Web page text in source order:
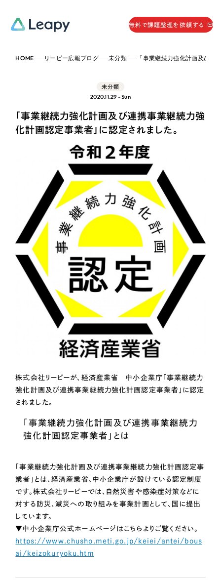
選ばれる理由
サービス
Service
サービス紹介
一過性の広告に頼らず、
を残す資産型DX支援をご提供します
Webサイト制作
ECサイト制作
会社概要
お役立ち情報
無料で課題整理を依頼する
無料で課題整理を依頼する
058-215-0066
無料で課題整理を依頼する
資料請求する
Web Produce
リーピーが選ばれる理由
Webサイト制作
コーポレートサイト制作
採用サイト制作
ECサイト制作
ブランドサイト制作
ブランディング支援
制作実績
すべて （624件）
ブランドサイト・サービスサイト （85件）
求人・採用サイト
ポータルサイト・メディアサイト （39件）
ブランディング（ロゴ・印刷物） （90件）
その他 （1件）
オプションサービス
お客様インタビュー
Company
会社情報
HOME リーピー広報ブログ 未分類 「事業継続力強化計画及び連携事業継続力強化計画認定
未分類
2020.11.29 - Sun
「事業継続力強化計画及び連携事業継続力強
化計画認定事業者」に認定されました。
株式会社リーピーが、経済産業省 中小企業庁「事業継続力
強化計画及び連携事業継続力強化計画認定事業者」に認定
されました。
「事業継続力強化計画及び連携事業継続力
強化計画認定事業者」とは
「事業継続力強化計画及び連携事業継続力強化計画認定事
業者」とは、経済産業省、中小企業庁が設けている認定制度
です。株式会社リーピーでは、自然災害や感染症対策などに
対する防災、減災への取り組みを事業計画として、国に提出
しています。
▼中小企業庁公式ホームページはこちらよりご覧ください。
https://www.chusho.meti.go.jp/keiei/antei/bous
ai/keizokuryoku.htm